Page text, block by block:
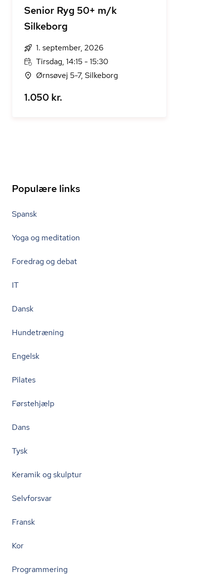
Senior Ryg 50+ m/k
Silkeborg
1. september, 2026
Tirsdag, 14:15 - 15:30
Ørnsøvej 5-7, Silkeborg
1.050 kr.
Populære links
Spansk
Yoga og meditation
Foredrag og debat
IT
Dansk
Hundetræning
Engelsk
Pilates
Førstehjælp
Dans
Tysk
Keramik og skulptur
Selvforsvar
Fransk
Kor
Programmering